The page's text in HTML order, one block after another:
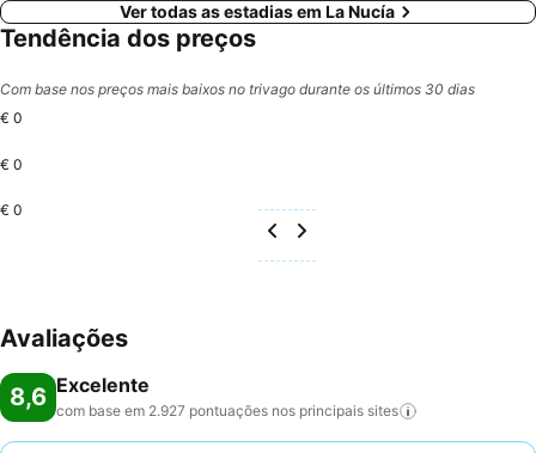
Ver todas as estadias em La Nucía
Tendência dos preços
Com base nos preços mais baixos no trivago durante os últimos 30 dias
€ 0
€ 0
€ 0
Avaliações
8,6 Excelente
com base em 2.927 pontuações nos principais sites